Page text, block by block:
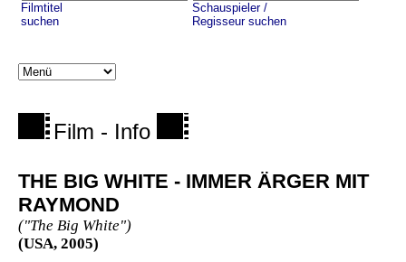
Filmtitel
suchen
Schauspieler /
Regisseur suchen
Film - Info
THE BIG WHITE - IMMER ÄRGER MIT
RAYMOND
("The Big White")
(USA, 2005)